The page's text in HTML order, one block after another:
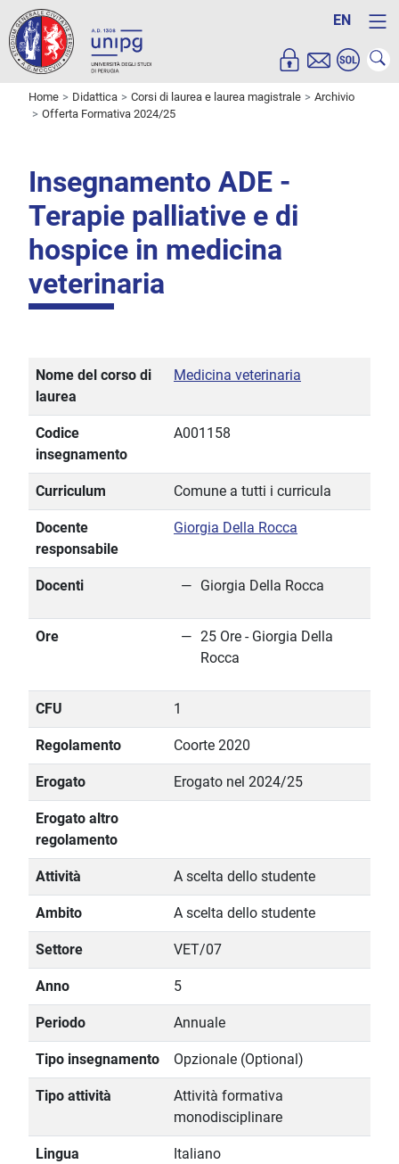
EN
Home Didattica Corsi di laurea e laurea magistrale
Archivio
Offerta Formativa 2024/25
Insegnamento ADE -
Terapie palliative e di
hospice in medicina
veterinaria
Nome del corso di
laurea
Medicina veterinaria
Codice
insegnamento
A001158
Curriculum Comune a tutti i curricula
Docente
responsabile
Giorgia Della Rocca
Docenti Giorgia Della Rocca
Ore
25 Ore - Giorgia Della
Rocca
CFU 1
Regolamento Coorte 2020
Erogato Erogato nel 2024/25
Erogato altro
regolamento
Attività A scelta dello studente
Ambito A scelta dello studente
Settore VET/07
Anno 5
Periodo Annuale
Tipo insegnamento Opzionale (Optional)
Tipo attività
Attività formativa
monodisciplinare
Lingua
Italiano